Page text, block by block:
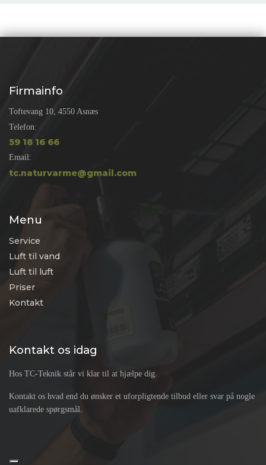
Firmainfo
Toftevang 10, 4550 Asnæs
Telefon:
59 18 16 66
Email:
tc.naturvarme@gmail.com
Menu
Service
Luft til vand
Luft til luft
Priser
Kontakt
Kontakt os idag
Hos TC-Teknik står vi klar til at hjælpe dig.
Kontakt os hvad end du ønsker et uforpligtende tilbud eller svar på nogle
uafklarede spørgsmål.
Privatlivspolitik